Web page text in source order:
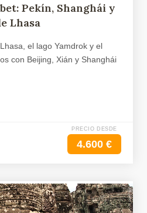
Pekín, Shanghái y
Lhasa
el lago Yamdrok y el
con Beijing, Xián y Shanghái
PRECIO DESDE
4.600 €